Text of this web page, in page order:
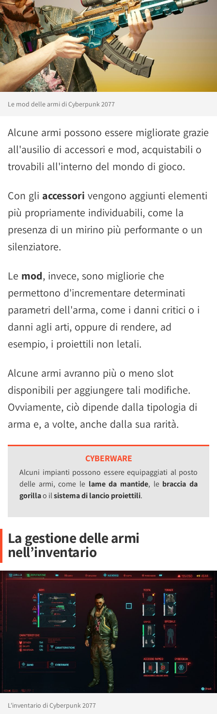
Le mod delle armi di Cyberpunk 2077
Alcune armi possono essere migliorate grazie
all'ausilio di accessori e mod, acquistabili o
trovabili all'interno del mondo di gioco.
Con gli accessori vengono aggiunti elementi
più propriamente individuabili, come la
presenza di un mirino più performante o un
silenziatore.
Le mod, invece, sono migliorie che
permettono d'incrementare determinati
parametri dell'arma, come i danni critici o i
danni agli arti, oppure di rendere, ad
esempio, i proiettili non letali.
Alcune armi avranno più o meno slot
disponibili per aggiungere tali modifiche.
Ovviamente, ciò dipende dalla tipologia di
arma e, a volte, anche dalla sua rarità.
CYBERWARE
Alcuni impianti possono essere equipaggiati al posto
delle armi, come le lame da mantide, le braccia da
gorillao ilsistema di lancio proiettili.
La gestione delle armi
nell’inventario
L'inventario di Cyberpunk 2077